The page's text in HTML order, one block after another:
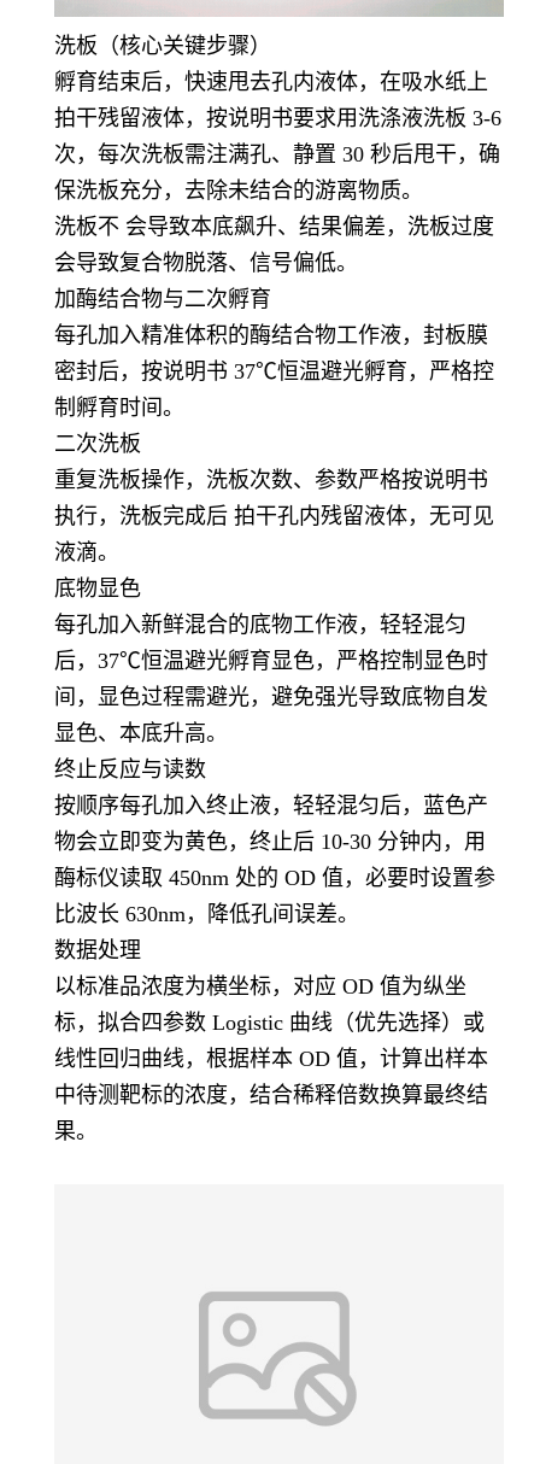
洗板（核心关键步骤）
孵育结束后，快速甩去孔内液体，在吸水纸上
拍干残留液体，按说明书要求用洗涤液洗板 3-6
次，每次洗板需注满孔、静置 30 秒后甩干，确
保洗板充分，去除未结合的游离物质。
洗板不 会导致本底飙升、结果偏差，洗板过度
会导致复合物脱落、信号偏低。
加酶结合物与二次孵育
每孔加入精准体积的酶结合物工作液，封板膜
密封后，按说明书 37℃恒温避光孵育，严格控
制孵育时间。
二次洗板
重复洗板操作，洗板次数、参数严格按说明书
执行，洗板完成后 拍干孔内残留液体，无可见
液滴。
底物显色
每孔加入新鲜混合的底物工作液，轻轻混匀
后，37℃恒温避光孵育显色，严格控制显色时
间，显色过程需避光，避免强光导致底物自发
显色、本底升高。
终止反应与读数
按顺序每孔加入终止液，轻轻混匀后，蓝色产
物会立即变为黄色，终止后 10-30 分钟内，用
酶标仪读取 450nm 处的 OD 值，必要时设置参
比波长 630nm，降低孔间误差。
数据处理
以标准品浓度为横坐标，对应 OD 值为纵坐
标，拟合四参数 Logistic 曲线（优先选择）或
线性回归曲线，根据样本 OD 值，计算出样本
中待测靶标的浓度，结合稀释倍数换算最终结
果。